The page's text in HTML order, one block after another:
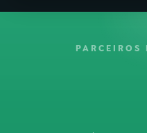
PARCEIROS